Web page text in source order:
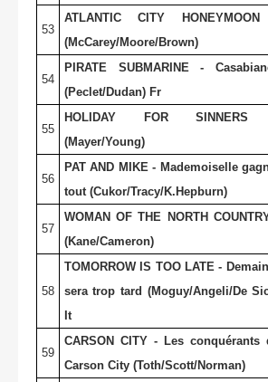
53
ATLANTIC CITY
(McCarey/Moore/Brown)
54
PIRATE SUBMARINE -
(Peclet/Dudan) Fr
55
HOLIDAYFOR
(Mayer/Young)
56
PAT AND MIKE - Mademoiselle
tout (Cukor/Tracy/K.Hepburn)
57
WOMAN OF THE NORTH
(Kane/Cameron)
58
TOMORROW IS TOO LATE -
sera trop tard (Moguy/Angeli/De
It
59
CARSON CITY - Les conquérants
Carson City (Toth/Scott/Norman)